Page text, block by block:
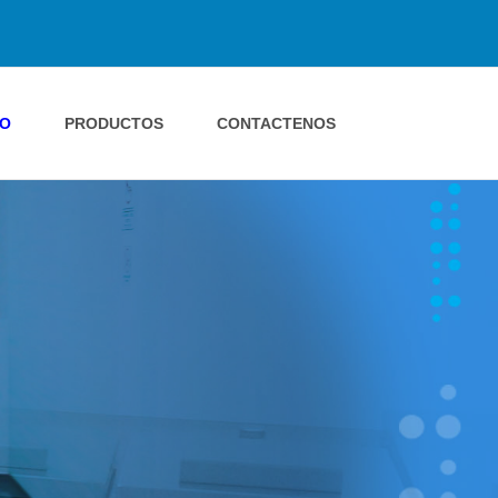
PRODUCTOS CONTACTENOS